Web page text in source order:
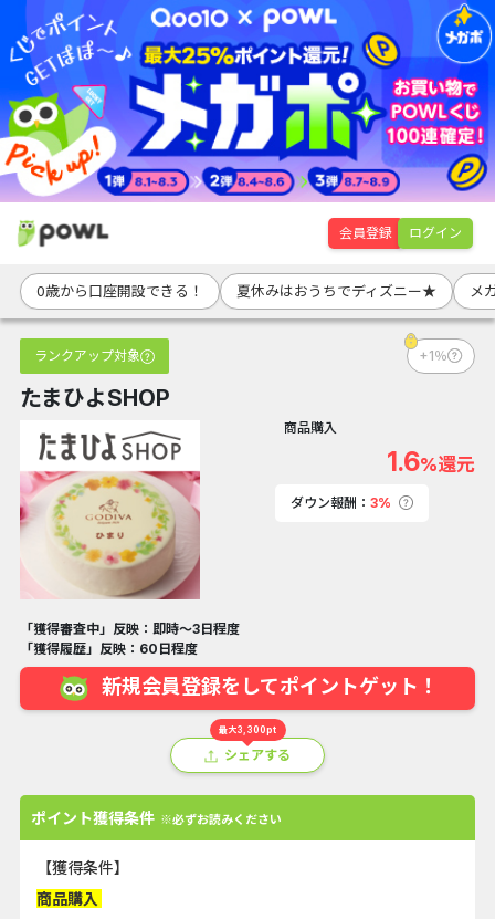
会員登録 ログイン
0歳から口座開設できる！ 夏休みはおうちでディズニー★ メ
ランクアップ対象 +1％
たまひよSHOP
商品購入
1.6%還元
ダウン報酬： 3%
「獲得審査中」反映：即時～3日程度
「獲得履歴」反映：60日程度
新規会員登録をしてポイントゲット！
最大3,300pt
シェアする
ポイント獲得条件 ※必ずお読みください
【獲得条件】
商品購入